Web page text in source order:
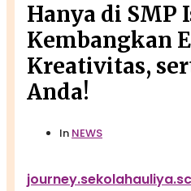
Hanya di SMP
Kembangkan
Kreativitas,
Anda!
In NEWS